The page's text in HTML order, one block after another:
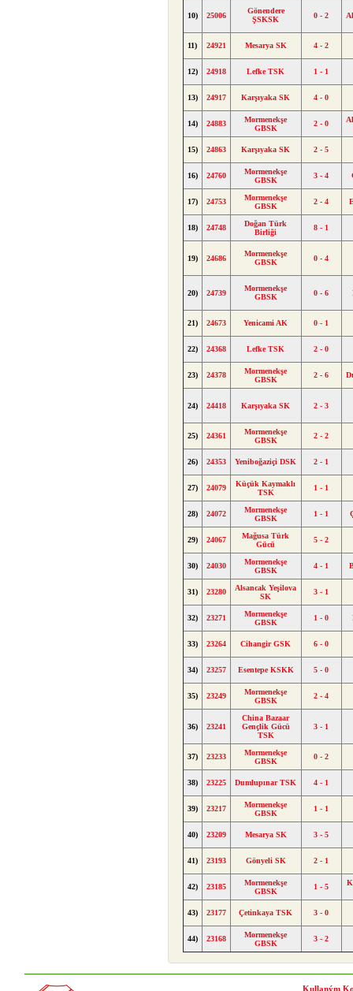
10) 25006
Gönendere
ŞSKSK
0 - 2
11) 24921 Mesarya SK 4 - 2
12) 24918 Lefke TSK 1 - 1
13) 24917 Karşıyaka SK 4 - 0
14) 24883
Mormenekşe
GBSK
2 - 0
15) 24863 Karşıyaka SK 2 - 5
16) 24760
Mormenekşe
GBSK
3 - 4
17) 24753
Mormenekşe
GBSK
2 - 4
18) 24748
Doğan Türk
Birliği
8 - 1
19) 24686
Mormenekşe
GBSK
0 - 4
20) 24739
Mormenekşe
GBSK
0 - 6
21) 24673 Yenicami AK 0 - 1
22) 24368 Lefke TSK 2 - 0
23) 24378
Mormenekşe
GBSK
2 - 6
24) 24418 Karşıyaka SK 2 - 3
25) 24361
Mormenekşe
GBSK
2 - 2
26) 24353 Yeniboğaziçi DSK 2 - 1
27) 24079
Küçük Kaymaklı
TSK
1 - 1
28) 24072
Mormenekşe
GBSK
1 - 1
29) 24067
Mağusa Türk
Gücü
5 - 2
30) 24030
Mormenekşe
GBSK
4 - 1
31) 23280
Alsancak Yeşilova
SK
3 - 1
32) 23271
Mormenekşe
GBSK
1 - 0
33) 23264 Cihangir GSK 6 - 0
34) 23257 Esentepe KSKK 5 - 0
35) 23249
Mormenekşe
GBSK
2 - 4
36) 23241
China Bazaar
Gençlik Gücü
TSK
3 - 1
37) 23233
Mormenekşe
GBSK
0 - 2
38) 23225 Dumlupınar TSK 4 - 1
39) 23217
Mormenekşe
GBSK
1 - 1
40) 23209 Mesarya SK 3 - 5
41) 23193 Gönyeli SK 2 - 1
42) 23185
Mormenekşe
GBSK
1 - 5
43) 23177 Çetinkaya TSK 3 - 0
44) 23168
Mormenekşe
GBSK
3 - 2
Kullaným